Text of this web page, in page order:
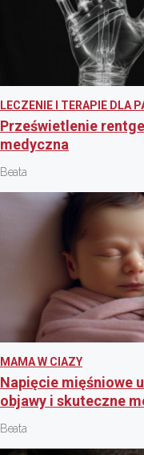
LECZENIE I TERAPIE DLA
Prześwietlenie
medyczna
Beata
MAMA W CIAZY
Napięcie mięśniowe
objawy i skuteczne
Beata